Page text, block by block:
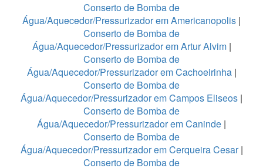
Conserto de Bomba de
Água/Aquecedor/Pressurizador em Americanopolis |
Conserto de Bomba de
Água/Aquecedor/Pressurizador em Artur Alvim |
Conserto de Bomba de
Água/Aquecedor/Pressurizador em Cachoeirinha|
Conserto de Bomba de
Água/Aquecedor/Pressurizador em Campos Eliseos |
Conserto de Bomba de
Água/Aquecedor/Pressurizador em Caninde |
Conserto de Bomba de
Água/Aquecedor/Pressurizador em Cerqueira Cesar|
Conserto de Bomba de